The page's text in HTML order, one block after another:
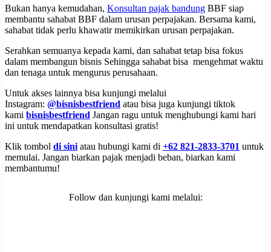
Bukan hanya kemudahan, Konsultan pajak bandung BBF siap
membantu sahabat BBF dalam urusan perpajakan. Bersama kami,
sahabat tidak perlu khawatir memikirkan urusan perpajakan.
Serahkan semuanya kepada kami, dan sahabat tetap bisa fokus
dalam membangun bisnis Sehingga sahabat bisa mengehmat waktu
dan tenaga untuk mengurus perusahaan.
Untuk akses lainnya bisa kunjungi melalui
Instagram: @bisnisbestfriend atau bisa juga kunjungi tiktok
kami bisnisbestfriend Jangan ragu untuk menghubungi kami hari
ini untuk mendapatkan konsultasi gratis!
Klik tombol di sini atau hubungi kami di +62 821-2833-3701 untuk
memulai. Jangan biarkan pajak menjadi beban, biarkan kami
membantumu!
Follow dan kunjungi kami melalui: